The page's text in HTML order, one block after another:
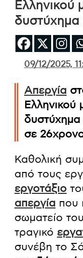
Ελληνικού
δυστύχημα
09/12/2025,
Απεργία
Ελληνικού
δυστύχημα
σε
Καθολική
από τους
εργοτάξιο
απεργία που
σωματείο
τραγικό
συνέβη το